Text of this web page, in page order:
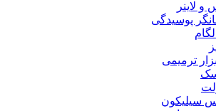
و لاینر
پوسیدگی
ترمیمی
سیلیکون